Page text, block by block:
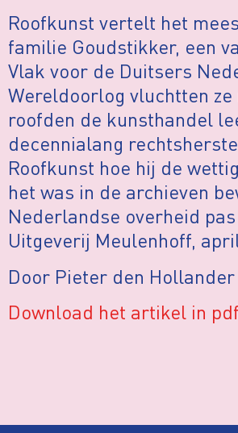
Roofkunst vertelt het
familie Goudstikker, een
Vlak voor de Duitsers
Wereldoorlog vluchtten ze
roofden de kunsthandel
decennialang
Roofkunst hoe hij de
het was in de archieven
Nederlandse overheid
Uitgeverij Meulenhoff,
Door Pieter den Hollander
Download het artikel in pdf